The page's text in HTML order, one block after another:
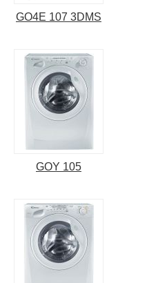
GO4E 107 3DMS
GOY 105